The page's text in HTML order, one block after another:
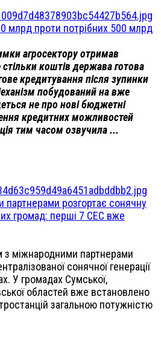
млрд проти потрібних 500 млрд
агросектору отримав
коштів держава готова
кредитування після зупинки
побудований на вже
не про нові бюджетні
кредитних можливостей
тим часом озвучила ...
розгортає сонячну
громад: перші 7 СЕС вже
з міжнародними партнерами
сонячної генерації
У громадах Сумської,
областей вже встановлено
загальною потужністю